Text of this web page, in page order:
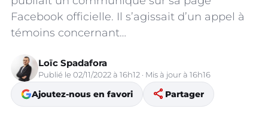
Facebook officielle. Il s’agissait d’un appel à
témoins concernant…
Loïc Spadafora
Publié le 02/11/2022 à 16h12 · Mis à jour à 16h16
Ajoutez-nous en favori share Partager